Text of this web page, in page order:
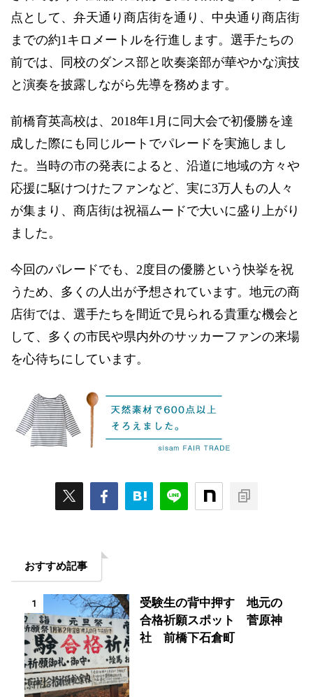
点として、弁天通り商店街を通り、中央通り商店街
までの約1キロメートルを行進します。選手たちの
前では、同校のダンス部と吹奏楽部が華やかな演技
と演奏を披露しながら先導を務めます。
前橋育英高校は、2018年1月に同大会で初優勝を達
成した際にも同じルートでパレードを実施しまし
た。当時の市の発表によると、沿道に地域の方々や
応援に駆けつけたファンなど、実に3万人もの人々
が集まり、商店街は祝福ムードで大いに盛り上がり
ました。
今回のパレードでも、2度目の優勝という快挙を祝
うため、多くの人出が予想されています。地元の商
店街では、選手たちを間近で見られる貴重な機会と
して、多くの市民や県内外のサッカーファンの来場
を心待ちにしています。
おすすめ記事
1
受験生の背中押す 地元の
合格祈願スポット 菅原神
社 前橋下石倉町